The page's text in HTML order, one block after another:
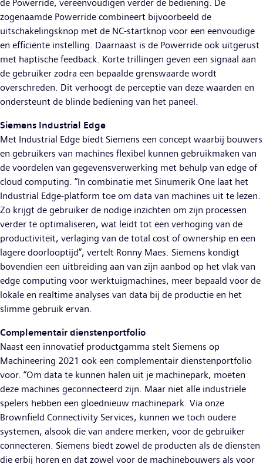
de Powerride, vereenvoudigen verder de bediening. De
zogenaamde Powerride combineert bijvoorbeeld de
uitschakelingsknop met de NC-startknop voor een eenvoudige
en efficiënte instelling. Daarnaast is de Powerride ook uitgerust
met haptische feedback. Korte trillingen geven een signaal aan
de gebruiker zodra een bepaalde grenswaarde wordt
overschreden. Dit verhoogt de perceptie van deze waarden en
ondersteunt de blinde bediening van het paneel.
Siemens Industrial Edge
Met Industrial Edge biedt Siemens een concept waarbij bouwers
en gebruikers van machines flexibel kunnen gebruikmaken van
de voordelen van gegevensverwerking met behulp van edge of
cloud computing. “In combinatie met Sinumerik One laat het
Industrial Edge-platform toe om data van machines uit te lezen.
Zo krijgt de gebruiker de nodige inzichten om zijn processen
verder te optimaliseren, wat leidt tot een verhoging van de
productiviteit, verlaging van de total cost of ownership en een
lagere doorlooptijd”, vertelt Ronny Maes. Siemens kondigt
bovendien een uitbreiding aan van zijn aanbod op het vlak van
edge computing voor werktuigmachines, meer bepaald voor de
lokale en realtime analyses van data bij de productie en het
slimme gebruik ervan.
Complementair dienstenportfolio
Naast een innovatief productgamma stelt Siemens op
Machineering 2021 ook een complementair dienstenportfolio
voor. “Om data te kunnen halen uit je machinepark, moeten
deze machines geconnecteerd zijn. Maar niet alle industriële
spelers hebben een gloednieuw machinepark. Via onze
Brownfield Connectivity Services, kunnen we toch oudere
systemen, alsook die van andere merken, voor de gebruiker
connecteren. Siemens biedt zowel de producten als de diensten
die erbij horen en dat zowel voor de machinebouwers als voor